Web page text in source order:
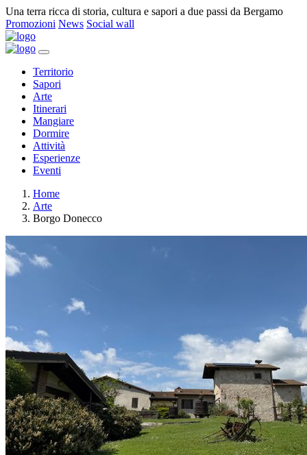
Una terra ricca di storia, cultura e sapori a due passi da Bergamo
Promozioni News Social wall
Territorio
Sapori
Arte
Itinerari
Mangiare
Dormire
Attività
Esperienze
Eventi
Home
Arte
Borgo Donecco